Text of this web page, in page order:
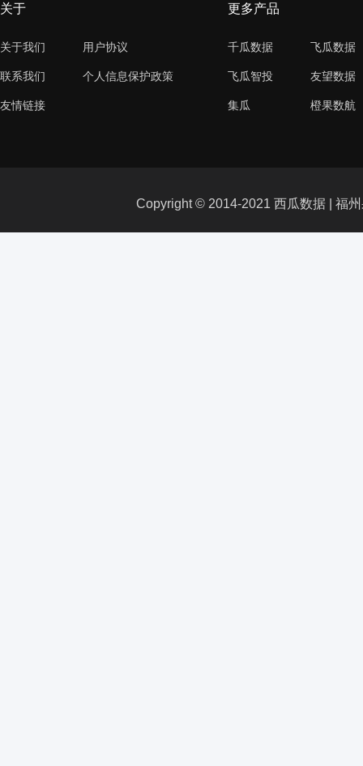
关于
关于我们
联系我们
友情链接
用户协议
个人信息保护政策
更多产品
千瓜数据
飞瓜智投
集瓜
飞瓜数据
友望数据
橙果数航
Copyright © 2014-2021 西瓜数据 | 福